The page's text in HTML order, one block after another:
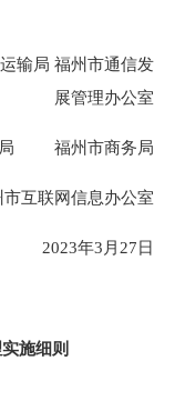
输局 福州市通信发
展管理办公室
局 福州市商务局
互联网信息办公室
2023年3月27日
施细则